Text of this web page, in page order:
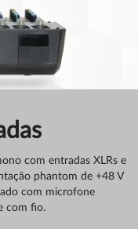
com entradas XLRs e
phantom de +48 V
com microfone
com fio.